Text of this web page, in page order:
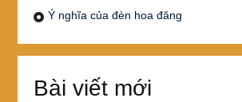
Ý nghĩa của đèn hoa đăng
Bài viết mới